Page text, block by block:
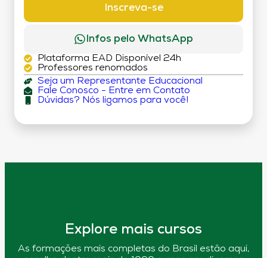
Inscreva-se
Infos pelo WhatsApp
Plataforma EAD Disponível 24h
Professores renomados
Seja um Representante Educacional
Fale Conosco - Entre em Contato
Dúvidas? Nós ligamos para você!
Explore mais cursos
As formações mais completas do Brasil estão aqui,